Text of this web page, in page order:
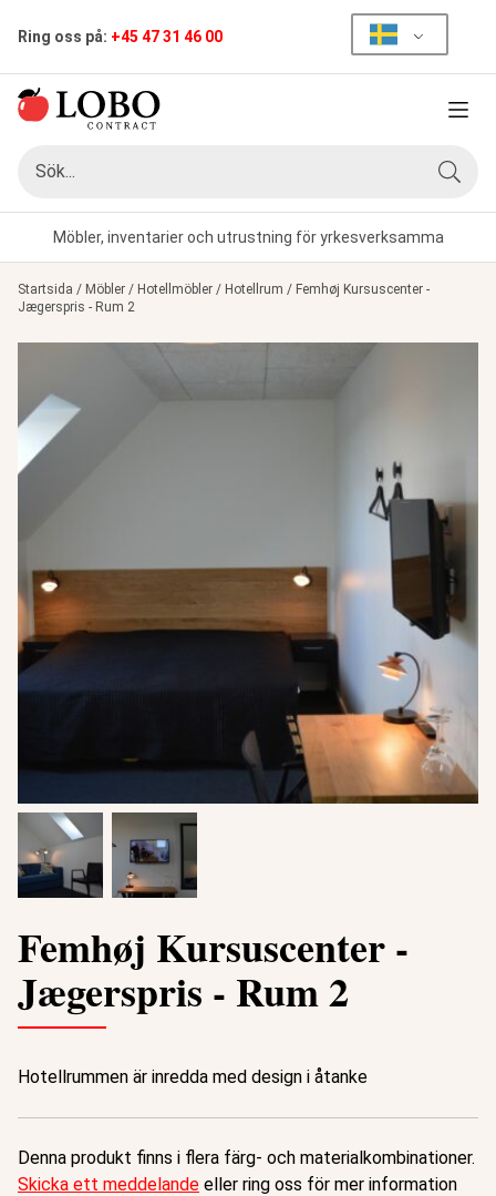
Ring oss på: +45 47 31 46 00
Meny
Sök
Möbler, inventarier och utrustning för yrkesverksamma
Startsida / Möbler / Hotellmöbler / Hotellrum / Femhøj Kursuscenter -
Jægerspris - Rum 2
Femhøj Kursuscenter -
Jægerspris - Rum 2
Hotellrummen är inredda med design i åtanke
Denna produkt finns i flera färg- och materialkombinationer.
Skicka ett meddelande eller ring oss för mer information